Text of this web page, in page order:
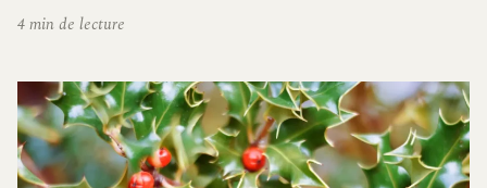
4 min de lecture